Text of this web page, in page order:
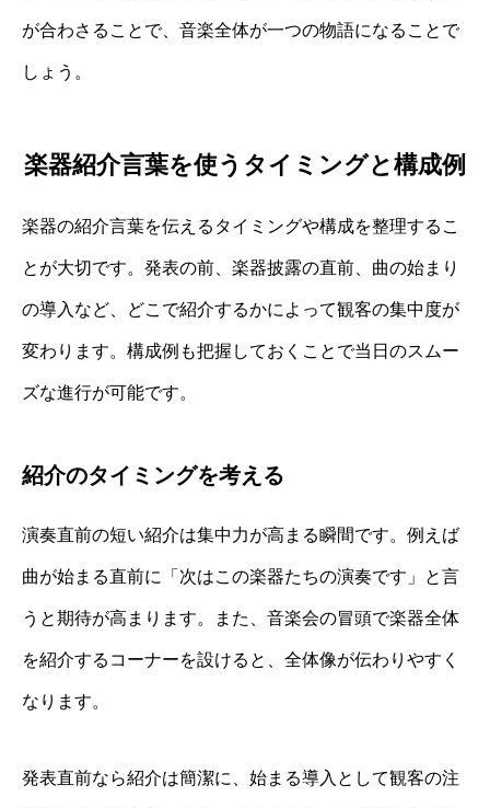
が合わさることで、音楽全体が一つの物語になることで
しょう。
楽器紹介言葉を使うタイミングと構成例
楽器の紹介言葉を伝えるタイミングや構成を整理するこ
とが大切です。発表の前、楽器披露の直前、曲の始まり
の導入など、どこで紹介するかによって観客の集中度が
変わります。構成例も把握しておくことで当日のスムー
ズな進行が可能です。
紹介のタイミングを考える
演奏直前の短い紹介は集中力が高まる瞬間です。例えば
曲が始まる直前に「次はこの楽器たちの演奏です」と言
うと期待が高まります。また、音楽会の冒頭で楽器全体
を紹介するコーナーを設けると、全体像が伝わりやすく
なります。
発表直前なら紹介は簡潔に、始まる導入として観客の注